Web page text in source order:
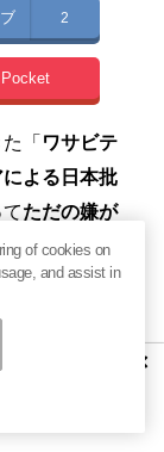
2
Pocket
「 ワサビテ
よる日本批
ただの嫌が
は悪魔のよ
たちだけに
演
が画像を削
し大のワサ
×
of cookies on
and assist in